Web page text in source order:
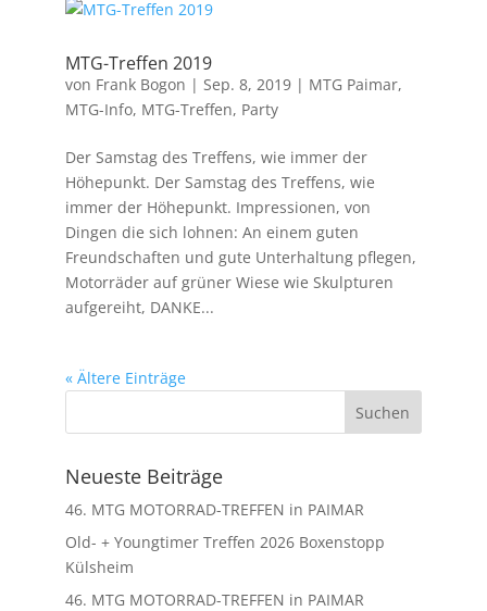
MTG-Treffen 2019
von Frank Bogon | Sep. 8, 2019| MTG Paimar,
MTG-Info, MTG-Treffen, Party
Der Samstag des Treffens, wie immer der
Höhepunkt. Der Samstag des Treffens, wie
immer der Höhepunkt. Impressionen, von
Dingen die sich lohnen: An einem guten
Freundschaften und gute Unterhaltung pflegen,
Motorräder auf grüner Wiese wie Skulpturen
aufgereiht, DANKE...
« Ältere Einträge
Neueste Beiträge
46. MTG MOTORRAD-TREFFEN in PAIMAR
Old- + Youngtimer Treffen 2026 Boxenstopp
Külsheim
46. MTG MOTORRAD-TREFFEN in PAIMAR